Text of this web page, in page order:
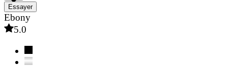
Essayer
Ebony
5.0